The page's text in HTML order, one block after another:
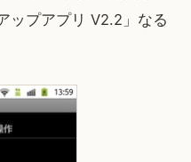
ップアプリ V2.2」なる